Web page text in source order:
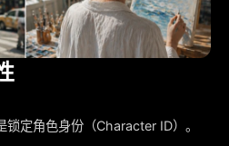
定角色身份（Character ID）。